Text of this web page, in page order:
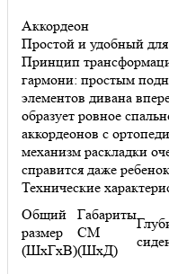
Аккордеон
Простой и удобный для
Принцип
гармони: простым
элементов дивана
образует ровное
аккордеонов с
раскладки очень прост
ребенок.
Технические
Общий
размер
(ШхГхВ)
Габариты
СМ
(ШхД)